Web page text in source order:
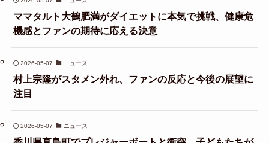
ママタルト大鶴肥満がダイエットに本気で挑戦、健康危
機感とファンの期待に応える決意
2026-05-07 ニュース
村上宗隆がスタメン外れ、ファンの反応と今後の展望に
注目
2026-05-07 ニュース